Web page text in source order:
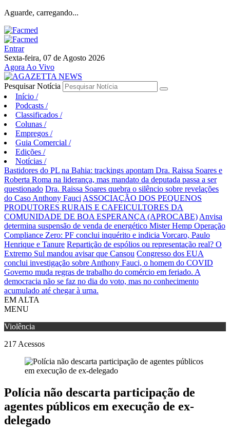
Aguarde, carregando...
Entrar
Sexta-feira, 07 de Agosto 2026
Agora Ao Vivo
Pesquisar Notícia
Início /
Podcasts /
Classificados /
Colunas /
Empregos /
Guia Comercial /
Edições /
Notícias /
Bastidores do PL na Bahia: trackings apontam Dra. Raissa Soares e
Roberta Roma na liderança, mas mandato da deputada passa a ser
questionado Dra. Raissa Soares quebra o silêncio sobre revelações
do Caso Anthony Fauci ASSOCIAÇÃO DOS PEQUENOS
PRODUTORES RURAIS E CAFEICULTORES DA
COMUNIDADE DE BOA ESPERANÇA (APROCABE) Anvisa
determina suspensão de venda de energético Mister Hemp Operação
Compliance Zero: PF conclui inquérito e indicia Vorcaro, Paulo
Henrique e Tanure Repartição de espólios ou representação real? O
Extremo Sul mandou avisar que Cansou Congresso dos EUA
conclui investigação sobre Anthony Fauci, o homem do COVID
Governo muda regras de trabalho do comércio em feriado. A
democracia não se faz no dia do voto, mas no conhecimento
acumulado até chegar à urna.
EM ALTA
MENU
Violência
217 Acessos
Polícia não descarta participação de
agentes públicos em execução de ex-
delegado